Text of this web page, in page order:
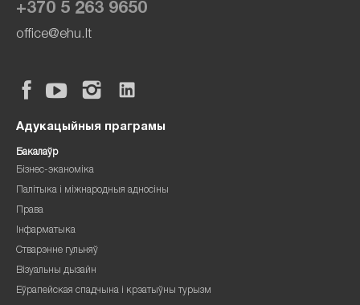
+370 5 263 9650
office@ehu.lt
Адукацыйныя праграмы
Бакалаўр
Бізнес-эканоміка
Палітыка і міжнародныя адносіны
Права
Інфарматыка
Стварэнне гульняў
Візуальны дызайн
Еўрапейская спадчына і крэатыўны турызм